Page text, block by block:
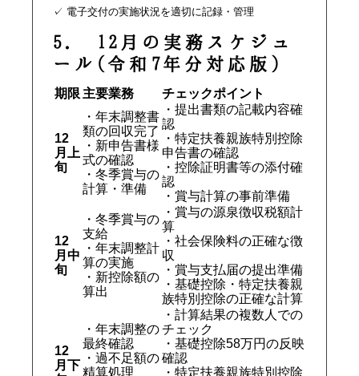
✓ 電子交付の実施状況を適切に記録・管理
5. 12月の実務スケジュ
ール(令和7年分対応版)
期限 主要業務 チェックポイント
12
月上
旬
・年末調整書
類の回収完了
・新申告書様
式の確認
・冬季賞与の
計算・準備
・提出書類の記載内容確
認
・特定扶養親族特別控除
申告書の確認
・控除証明書等の添付確
認
・賞与計算の事前準備
12
月中
旬
・冬季賞与の
支給
・年末調整計
算の実施
・新控除額の
算出
・賞与の源泉徴収税額計
算
・社会保険料の正確な徴
収
・賞与支払届の提出準備
・基礎控除・特定扶養親
族特別控除の正確な計算
12
月下
・年末調整の
最終確認
・過不足額の
精算処理
・計算結果の複数人での
チェック
・基礎控除58万円の反映
確認
・特定扶養親族特別控除